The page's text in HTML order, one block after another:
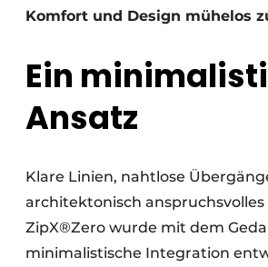
Komfort und Design mühelos
Ein
Ansatz
Klare Linien, nahtlose
architektonisch anspruchsvolles
ZipX®Zero wurde mit dem
minimalistische Integration